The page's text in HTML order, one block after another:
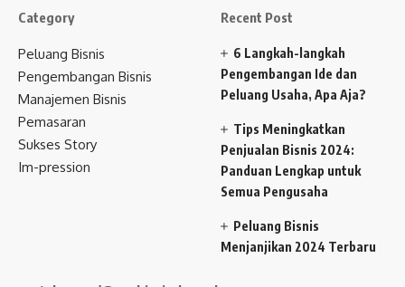
Category
Peluang Bisnis
Pengembangan Bisnis
Manajemen Bisnis
Pemasaran
Sukses Story
Im-pression
Recent Post
6 Langkah-langkah
Pengembangan Ide dan
Peluang Usaha, Apa Aja?
Tips Meningkatkan
Penjualan Bisnis 2024:
Panduan Lengkap untuk
Semua Pengusaha
Peluang Bisnis
Menjanjikan 2024 Terbaru